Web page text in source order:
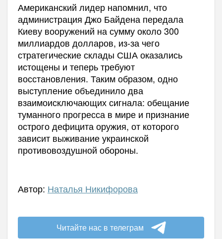
Американский лидер напомнил, что
администрация Джо Байдена передала
Киеву вооружений на сумму около 300
миллиардов долларов, из-за чего
стратегические склады США оказались
истощены и теперь требуют
восстановления. Таким образом, одно
выступление объединило два
взаимоисключающих сигнала: обещание
туманного прогресса в мире и признание
острого дефицита оружия, от которого
зависит выживание украинской
противовоздушной обороны.
Автор: Наталья Никифорова
Читайте нас в телеграм